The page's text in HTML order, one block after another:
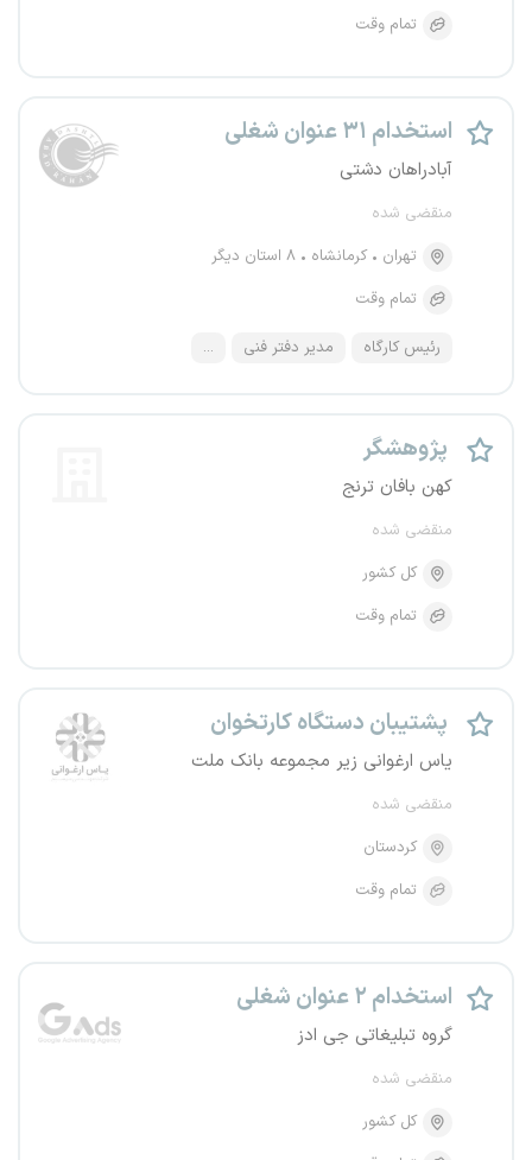
تمام وقت
استخدام ۳۱ عنوان شغلی
آبادراهان دشتی
منقضی شده
تهران
کرمانشاه
۸ استان دیگر
تمام وقت
رئیس کارگاه مدیر دفتر فنی ...
پژوهشگر
کهن بافان ترنج
منقضی شده
کل کشور
تمام وقت
پشتیبان دستگاه کارتخوان
یاس ارغوانی زیر مجموعه بانک ملت
منقضی شده
کردستان
تمام وقت
استخدام ۲ عنوان شغلی
گروه تبلیغاتی جی ادز
منقضی شده
کل کشور